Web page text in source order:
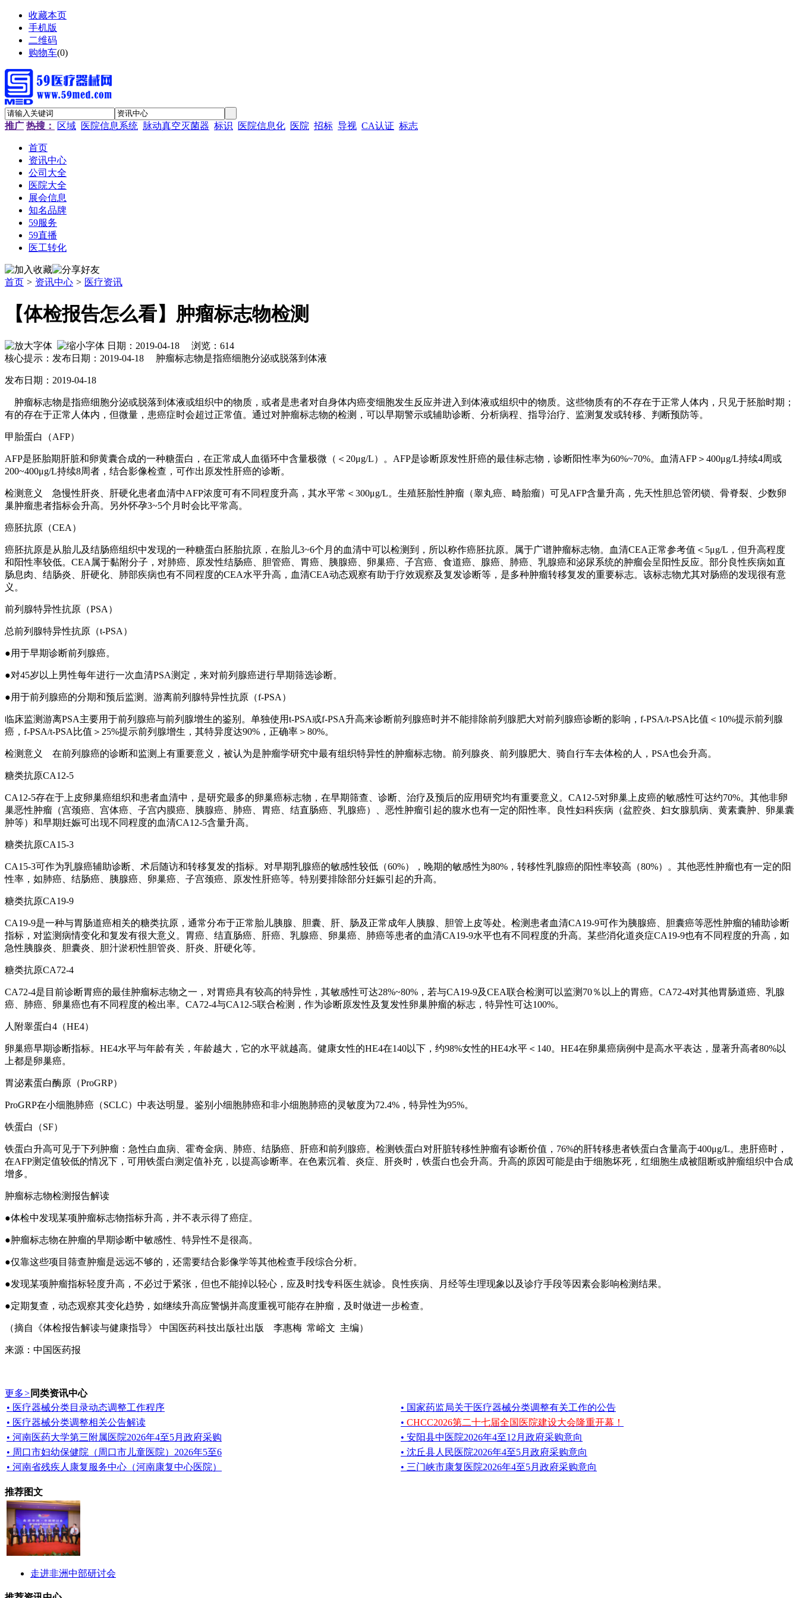
收藏本页
手机版
二维码
购物车(0)
推广 热搜： 区域 医院信息系统 脉动真空灭菌器 标识 医院信息化 医院 招标 导视 CA认证 标志
首页
资讯中心
公司大全
医院大全
展会信息
知名品牌
59服务
59直播
医工转化
首页 > 资讯中心 > 医疗资讯
【体检报告怎么看】肿瘤标志物检测
日期：2019-04-18 浏览： 614
核心提示：发布日期：2019-04-18 肿瘤标志物是指癌细胞分泌或脱落到体液
发布日期：2019-04-18
肿瘤标志物是指癌细胞分泌或脱落到体液或组织中的物质，或者是患者对自身体内癌变细胞发生反应并进入到体液或组织中的物质。这些物质有的不存在于正常人体内，只见于胚胎时期；
有的存在于正常人体内，但微量，患癌症时会超过正常值。通过对肿瘤标志物的检测，可以早期警示或辅助诊断、分析病程、指导治疗、监测复发或转移、判断预防等。
甲胎蛋白（AFP）
AFP是胚胎期肝脏和卵黄囊合成的一种糖蛋白，在正常成人血循环中含量极微（＜20μg/L）。AFP是诊断原发性肝癌的最佳标志物，诊断阳性率为60%~70%。血清AFP＞400μg/L持续4周或
200~400μg/L持续8周者，结合影像检查，可作出原发性肝癌的诊断。
检测意义 急慢性肝炎、肝硬化患者血清中AFP浓度可有不同程度升高，其水平常＜300μg/L。生殖胚胎性肿瘤（睾丸癌、畸胎瘤）可见AFP含量升高，先天性胆总管闭锁、骨脊裂、少数卵
巢肿瘤患者指标会升高。另外怀孕3~5个月时会比平常高。
癌胚抗原（CEA）
癌胚抗原是从胎儿及结肠癌组织中发现的一种糖蛋白胚胎抗原，在胎儿3~6个月的血清中可以检测到，所以称作癌胚抗原。属于广谱肿瘤标志物。血清CEA正常参考值＜5μg/L，但升高程度
和阳性率较低。CEA属于黏附分子，对肺癌、原发性结肠癌、胆管癌、胃癌、胰腺癌、卵巢癌、子宫癌、食道癌、腺癌、肺癌、乳腺癌和泌尿系统的肿瘤会呈阳性反应。部分良性疾病如直
肠息肉、结肠炎、肝硬化、肺部疾病也有不同程度的CEA水平升高，血清CEA动态观察有助于疗效观察及复发诊断等，是多种肿瘤转移复发的重要标志。该标志物尤其对肠癌的发现很有意
义。
前列腺特异性抗原（PSA）
总前列腺特异性抗原（t-PSA）
●用于早期诊断前列腺癌。
●对45岁以上男性每年进行一次血清PSA测定，来对前列腺癌进行早期筛选诊断。
●用于前列腺癌的分期和预后监测。游离前列腺特异性抗原（f-PSA）
临床监测游离PSA主要用于前列腺癌与前列腺增生的鉴别。单独使用t-PSA或f-PSA升高来诊断前列腺癌时并不能排除前列腺肥大对前列腺癌诊断的影响，f-PSA/t-PSA比值＜10%提示前列腺
癌，f-PSA/t-PSA比值＞25%提示前列腺增生，其特异度达90%，正确率＞80%。
检测意义 在前列腺癌的诊断和监测上有重要意义，被认为是肿瘤学研究中最有组织特异性的肿瘤标志物。前列腺炎、前列腺肥大、骑自行车去体检的人，PSA也会升高。
糖类抗原CA12-5
CA12-5存在于上皮卵巢癌组织和患者血清中，是研究最多的卵巢癌标志物，在早期筛查、诊断、治疗及预后的应用研究均有重要意义。CA12-5对卵巢上皮癌的敏感性可达约70%。其他非卵
巢恶性肿瘤（宫颈癌、宫体癌、子宫内膜癌、胰腺癌、肺癌、胃癌、结直肠癌、乳腺癌）、恶性肿瘤引起的腹水也有一定的阳性率。良性妇科疾病（盆腔炎、妇女腺肌病、黄素囊肿、卵巢囊
肿等）和早期妊娠可出现不同程度的血清CA12-5含量升高。
糖类抗原CA15-3
CA15-3可作为乳腺癌辅助诊断、术后随访和转移复发的指标。对早期乳腺癌的敏感性较低（60%），晚期的敏感性为80%，转移性乳腺癌的阳性率较高（80%）。其他恶性肿瘤也有一定的阳
性率，如肺癌、结肠癌、胰腺癌、卵巢癌、子宫颈癌、原发性肝癌等。特别要排除部分妊娠引起的升高。
糖类抗原CA19-9
CA19-9是一种与胃肠道癌相关的糖类抗原，通常分布于正常胎儿胰腺、胆囊、肝、肠及正常成年人胰腺、胆管上皮等处。检测患者血清CA19-9可作为胰腺癌、胆囊癌等恶性肿瘤的辅助诊断
指标，对监测病情变化和复发有很大意义。胃癌、结直肠癌、肝癌、乳腺癌、卵巢癌、肺癌等患者的血清CA19-9水平也有不同程度的升高。某些消化道炎症CA19-9也有不同程度的升高，如
急性胰腺炎、胆囊炎、胆汁淤积性胆管炎、肝炎、肝硬化等。
糖类抗原CA72-4
CA72-4是目前诊断胃癌的最佳肿瘤标志物之一，对胃癌具有较高的特异性，其敏感性可达28%~80%，若与CA19-9及CEA联合检测可以监测70％以上的胃癌。CA72-4对其他胃肠道癌、乳腺
癌、肺癌、卵巢癌也有不同程度的检出率。CA72-4与CA12-5联合检测，作为诊断原发性及复发性卵巢肿瘤的标志，特异性可达100%。
人附睾蛋白4（HE4）
卵巢癌早期诊断指标。HE4水平与年龄有关，年龄越大，它的水平就越高。健康女性的HE4在140以下，约98%女性的HE4水平＜140。HE4在卵巢癌病例中是高水平表达，显著升高者80%以
上都是卵巢癌。
胃泌素蛋白酶原（ProGRP）
ProGRP在小细胞肺癌（SCLC）中表达明显。鉴别小细胞肺癌和非小细胞肺癌的灵敏度为72.4%，特异性为95%。
铁蛋白（SF）
铁蛋白升高可见于下列肿瘤：急性白血病、霍奇金病、肺癌、结肠癌、肝癌和前列腺癌。检测铁蛋白对肝脏转移性肿瘤有诊断价值，76%的肝转移患者铁蛋白含量高于400μg/L。患肝癌时，
在AFP测定值较低的情况下，可用铁蛋白测定值补充，以提高诊断率。在色素沉着、炎症、肝炎时，铁蛋白也会升高。升高的原因可能是由于细胞坏死，红细胞生成被阻断或肿瘤组织中合成
增多。
肿瘤标志物检测报告解读
●体检中发现某项肿瘤标志物指标升高，并不表示得了癌症。
●肿瘤标志物在肿瘤的早期诊断中敏感性、特异性不是很高。
●仅靠这些项目筛查肿瘤是远远不够的，还需要结合影像学等其他检查手段综合分析。
●发现某项肿瘤指标轻度升高，不必过于紧张，但也不能掉以轻心，应及时找专科医生就诊。良性疾病、月经等生理现象以及诊疗手段等因素会影响检测结果。
●定期复查，动态观察其变化趋势，如继续升高应警惕并高度重视可能存在肿瘤，及时做进一步检查。
（摘自《体检报告解读与健康指导》 中国医药科技出版社出版 李惠梅 常峪文 主编）
来源：中国医药报
更多> 同类资讯中心
• 医疗器械分类目录动态调整工作程序
• 国家药监局关于医疗器械分类调整有关工作的公告
• 医疗器械分类调整相关公告解读
• CHCC2026第二十七届全国医院建设大会隆重开幕！
• 河南医药大学第三附属医院2026年4至5月政府采购
• 安阳县中医院2026年4至12月政府采购意向
• 周口市妇幼保健院（周口市儿童医院）2026年5至6
• 沈丘县人民医院2026年4至5月政府采购意向
• 河南省残疾人康复服务中心（河南康复中心医院）
• 三门峡市康复医院2026年4至5月政府采购意向
推荐图文
走进非洲中部研讨会